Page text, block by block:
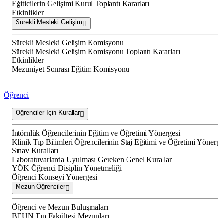
Eğiticilerin Gelişimi Kurul Toplantı Kararları
Etkinlikler
Sürekli Mesleki Gelişim
Sürekli Mesleki Gelişim Komisyonu
Sürekli Mesleki Gelişim Komisyonu Toplantı Kararları
Etkinlikler
Mezuniyet Sonrası Eğitim Komisyonu
Öğrenci
Öğrenciler İçin Kurallar
İntörnlük Öğrencilerinin Eğitim ve Öğretimi Yönergesi
Klinik Tıp Bilimleri Öğrencilerinin Staj Eğitimi ve Öğretimi
Sınav Kuralları
Laboratuvarlarda Uyulması Gereken Genel Kurallar
YÖK Öğrenci Disiplin Yönetmeliği
Öğrenci Konseyi Yönergesi
Mezun Öğrenciler
Öğrenci ve Mezun Buluşmaları
BEUN Tıp Fakültesi Mezunları